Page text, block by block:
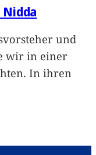
und
wir in einer
In ihren